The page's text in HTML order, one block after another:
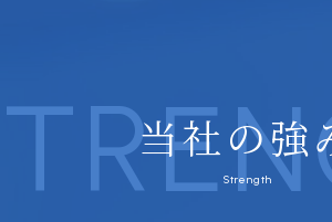
当社の強
Strength